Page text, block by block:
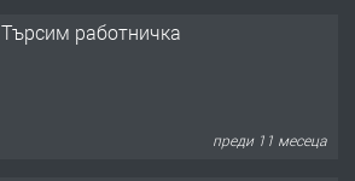
Търсим работничка
преди 11 месеца